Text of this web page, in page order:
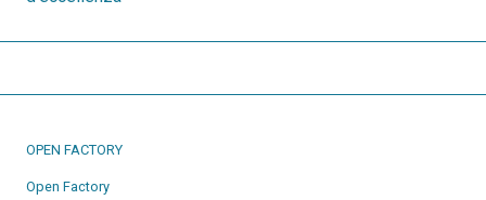
OPEN FACTORY
Open Factory